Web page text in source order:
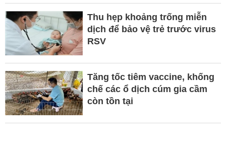
Thu hẹp khoảng trống miễn
dịch để bảo vệ trẻ trước virus
RSV
Tăng tốc tiêm vaccine, khống
chế các ổ dịch cúm gia cầm
còn tồn tại